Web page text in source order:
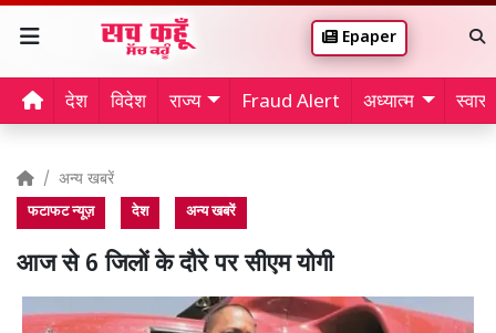
Epaper
देश विदेश राज्य Fraud Alert अध्यात्म
अन्य खबरें
फटाफट न्यूज़ देश अन्य खबरें
आज से 6 जिलों के दौरे पर सीएम योगी